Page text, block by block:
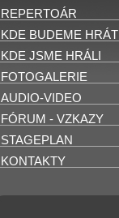
REPERTOÁR
KDE BUDEME HRÁT
KDE JSME HRÁLI
FOTOGALERIE
AUDIO-VIDEO
FÓRUM - VZKAZY
STAGEPLAN
KONTAKTY